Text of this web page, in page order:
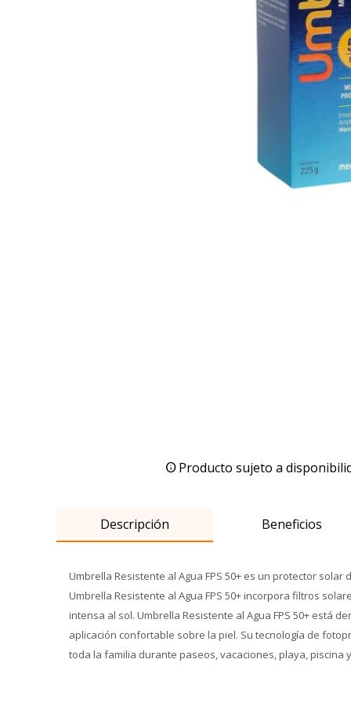
Producto sujeto a
Descripción Beneficios
Umbrella Resistente al Agua FPS 50+ es un protector
Umbrella Resistente al Agua FPS 50+ incorpora filtros
intensa al sol. Umbrella Resistente al Agua FPS 50+ está
aplicación confortable sobre la piel. Su tecnología de
toda la familia durante paseos, vacaciones, playa, piscina